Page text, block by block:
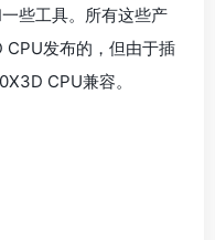
些工具。所有这些产
发布的，但由于插
CPU兼容。